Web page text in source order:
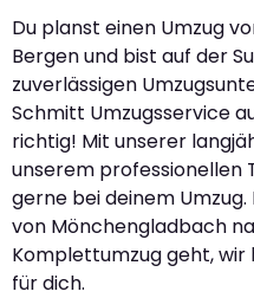
Du planst einen Umzug
Bergen und bist auf der
zuverlässigen
Schmitt Umzugsservice
richtig! Mit unserer
unserem professionellen
gerne bei deinem Umzug.
von Mönchengladbach
Komplettumzug geht, wir
für dich.